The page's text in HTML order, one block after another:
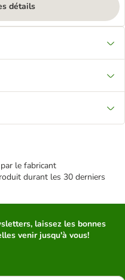
détails
le fabricant
durant les 30 derniers
laissez les bonnes
venir jusqu'à vous!